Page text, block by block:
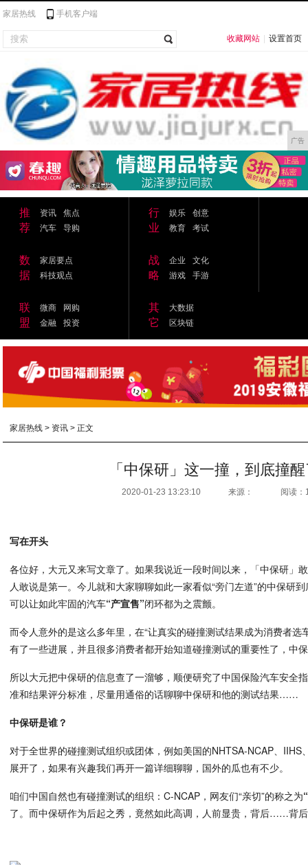
家居热线 手机客户端
收藏网站 设置首页
广告
推
荐
资讯
焦点
汽车
导购
行
业
娱乐
创意
教育
考试
数
据
家居要点
科技观点
战
略
企业
文化
游戏
手游
联
盟
微商
网购
金融
投资
其
它
大数据
区块链
家居热线 > 资讯 > 正文
「中保研」这一撞，到底撞
2020-01-23 13:23:10 来源： 阅读：
写在开头
各位好，大元又来写文章了。如果我说近一段时间以来，「中保研」
人敢说是第一。今儿就和大家聊聊如此一家看似“旁门左道”的中保研
可以让如此牢固的汽车“产宣售”闭环都为之震颤。
而令人意外的是这么多年里，在“让真实的碰撞测试结果成为消费者选
有了一些进展，并且很多消费者都开始知道碰撞测试的重要性了，中
所以大元把中保研的信息查了一溜够，顺便研究了中国保险汽车安全
准和结果评分标准，尽量用通俗的话聊聊中保研和他的测试结果……
中保研是谁？
对于全世界的碰撞测试组织或团体，例如美国的NHTSA-NCAP、IIHS
展开了，如果有兴趣我们再开一篇详细聊聊，国外的瓜也有不少。
咱们中国自然也有碰撞测试的组织：C-NCAP，网友们“亲切”的称之为
了。而中保研作为后起之秀，竟然如此高调，人前显贵，背后……背